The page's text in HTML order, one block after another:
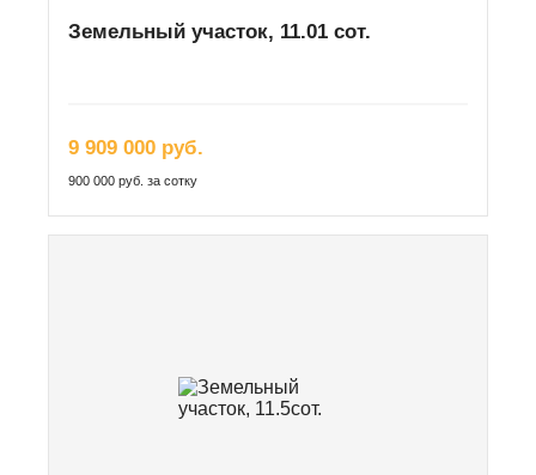
Земельный участок, 11.01 сот.
9 909 000 руб.
900 000 руб. за сотку